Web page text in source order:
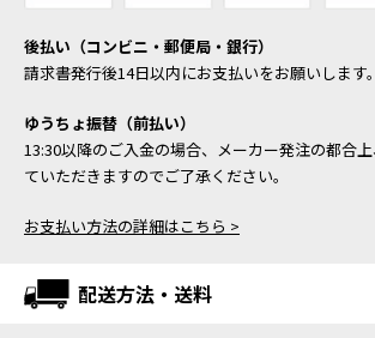
後払い（コンビニ・郵便局・銀行）
請求書発行後14日以内にお支払いをお願いします。
ゆうちょ振替（前払い）
13:30以降のご入金の場合、メーカー発注の都合
ていただきますのでご了承ください。
お支払い方法の詳細はこちら >
配送方法・送料